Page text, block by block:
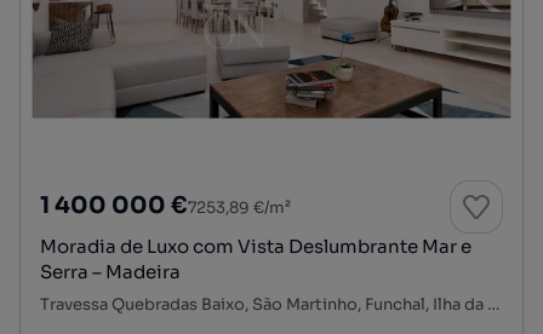
1 400 000 €7253,89 €/m²
Moradia de Luxo com Vista Deslumbrante Mar e
Serra – Madeira
Travessa Quebradas Baixo, São Martinho, Funchal, Ilha da Madeira